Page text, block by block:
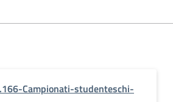
Campionati-studenteschi-